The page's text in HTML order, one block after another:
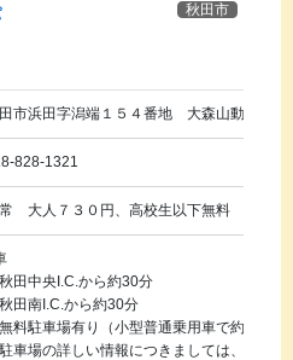
秋田市
市浜田字潟端１５４番地 大森山動物園内
828-1321
大人７３０円、高校生以下無料
秋田中央I.C.から約30分
秋田南I.C.から約30分
料駐車場有り（小型普通乗用車で約430台
車場の詳しい情報につきましては、大森